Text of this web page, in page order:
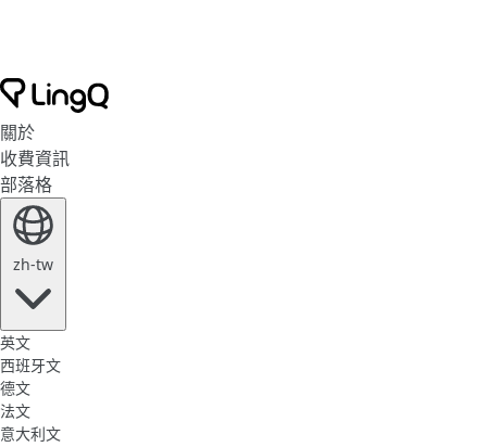
關於
收費資訊
部落格
zh-tw
英文
西班牙文
德文
法文
意大利文